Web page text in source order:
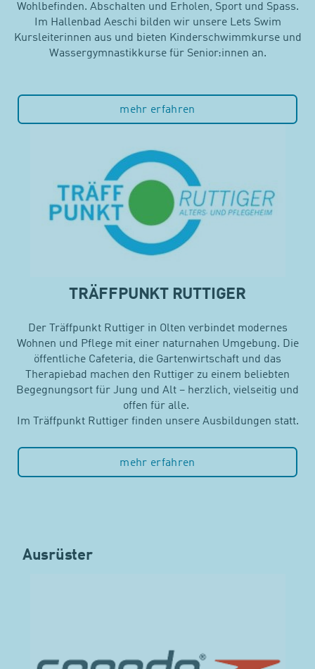
Wohlbefinden. Abschalten und Erholen, Sport und Spass.
Im Hallenbad Aeschi bilden wir unsere Lets Swim
Kursleiterinnen aus und bieten Kinderschwimmkurse und
Wassergymnastikkurse für Senior:innen an.
mehr erfahren
TRÄFFPUNKT RUTTIGER
Der Träffpunkt Ruttiger in Olten verbindet modernes
Wohnen und Pflege mit einer naturnahen Umgebung. Die
öffentliche Cafeteria, die Gartenwirtschaft und das
Therapiebad machen den Ruttiger zu einem beliebten
Begegnungsort für Jung und Alt – herzlich, vielseitig und
offen für alle.
Im Träffpunkt Ruttiger finden unsere Ausbildungen statt.
mehr erfahren
Ausrüster